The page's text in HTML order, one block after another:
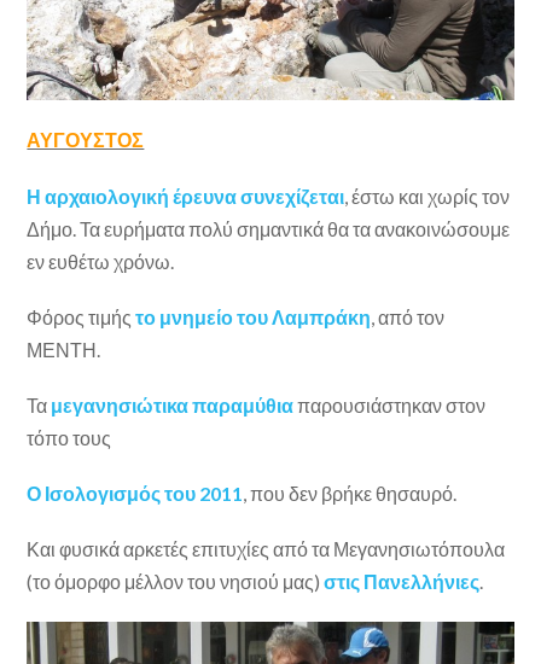
ΑΥΓΟΥΣΤΟΣ
Η αρχαιολογική έρευνα συνεχίζεται , έστω και χωρίς τον
Δήμο. Τα ευρήματα πολύ σημαντικά θα τα ανακοινώσουμε
εν ευθέτω χρόνω.
Φόρος τιμήςτο μνημείο του Λαμπράκη , από τον
ΜΕΝΤΗ.
Τα μεγανησιώτικα παραμύθιαπαρουσιάστηκαν στον
τόπο τους
Ο Ισολογισμός του 2011, που δεν βρήκε θησαυρό.
Και φυσικά αρκετές επιτυχίες από τα Μεγανησιωτόπουλα
(το όμορφο μέλλον του νησιού μας)στις Πανελλήνιες.